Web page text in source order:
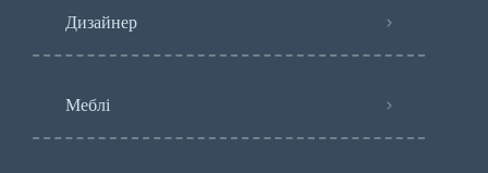
Дизайнер
Меблі